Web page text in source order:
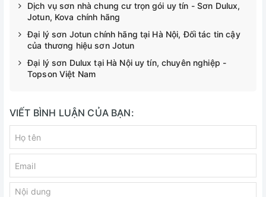
Dịch vụ sơn nhà chung cư trọn gói uy tín - Sơn Dulux,
Jotun, Kova chính hãng
Đại lý sơn Jotun chính hãng tại Hà Nội, Đối tác tin cậy
của thương hiệu sơn Jotun
Đại lý sơn Dulux tại Hà Nội uy tín, chuyên nghiệp -
Topson Việt Nam
VIẾT BÌNH LUẬN CỦA BẠN: